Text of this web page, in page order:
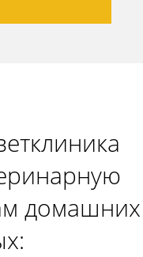
домашних